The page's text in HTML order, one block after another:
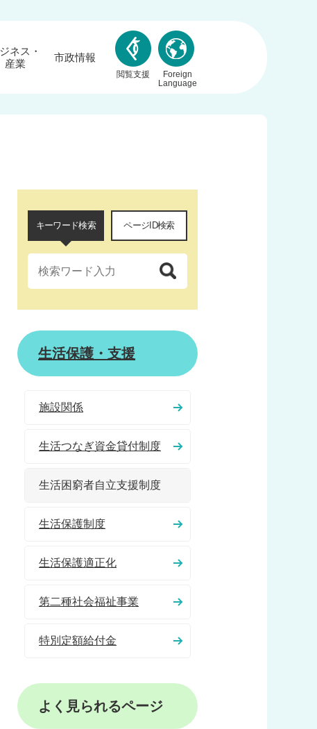
ネス・
産業
市政情報
閲覧支援
Foreign
Language
キーワード検索 ページID検索
生活保護・支援
施設関係
生活つなぎ資金貸付制度
生活困窮者自立支援制度
生活保護制度
生活保護適正化
第二種社会福祉事業
特別定額給付金
よく見られるページ